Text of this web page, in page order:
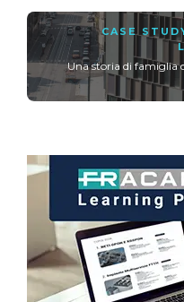
CASE
Una storia di famiglia